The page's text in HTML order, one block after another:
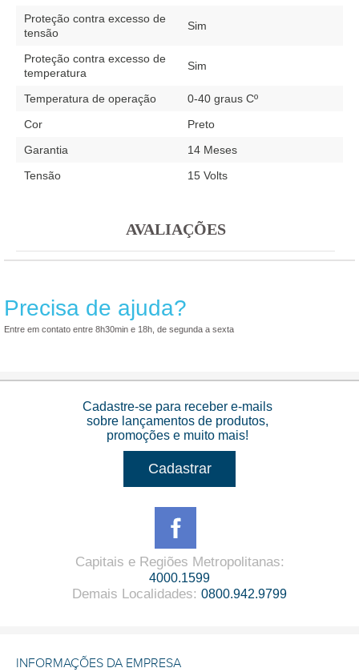
Proteção contra excesso de
tensão
Sim
Proteção contra excesso de
temperatura
Sim
Temperatura de operação
0-40 graus Cº
Cor
Preto
Garantia
14 Meses
Tensão
15 Volts
AVALIAÇÕES
Precisa de ajuda?
Entre em contato entre 8h30min e 18h, de segunda a sexta
Cadastre-se para receber e-mails
sobre lançamentos de produtos,
promoções e muito mais!
Cadastrar
Capitais e Regiões Metropolitanas:
4000.1599
Demais Localidades: 0800.942.9799
INFORMAÇÕES DA EMPRESA